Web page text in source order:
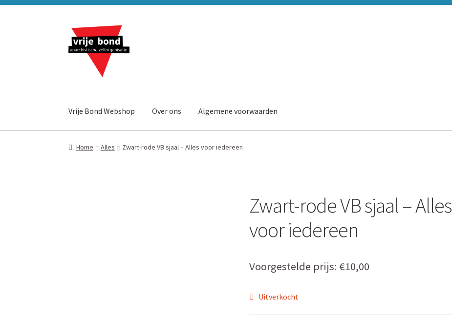
Ga
door
naar
navigatie
Ga
naar
de
inhoud
Vrije Bond Webshop Over ons Algemene voorwaarden
Home Alles Zwart-rode VB sjaal – Alles voor iedereen
Zwart-rode VB sjaal – Alles
voor iedereen
Voorgestelde prijs: €10,00
Uitverkocht